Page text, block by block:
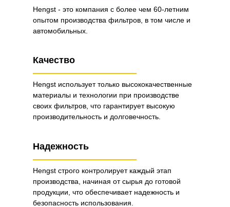
Hengst - это компания с более чем 60-летним
опытом производства фильтров, в том числе и
автомобильных.
Качество
Надежность
Hengst использует только высококачественные
материалы и технологии при производстве
своих фильтров, что гарантирует высокую
производительность и долговечность.
Hengst строго контролирует каждый этап
производства, начиная от сырья до готовой
продукции, что обеспечивает надежность и
безопасность использования.